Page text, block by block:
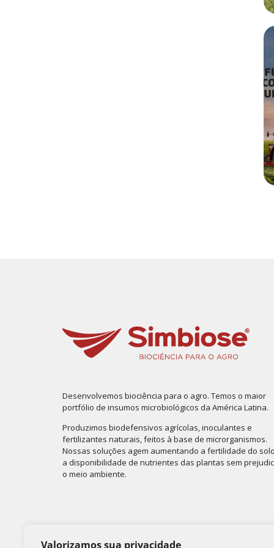
Valorizamos sua privacidade
Desenvolvemos biociência para o agro. Temos o maior
portfólio de insumos microbiológicos da América Latina.
Produzimos biodefensivos agrícolas, inoculantes e
fertilizantes naturais, feitos à base de microrganismos.
Nossas soluções agem aumentando a fertilidade do
a disponibilidade de nutrientes das plantas sem
o meio ambiente.